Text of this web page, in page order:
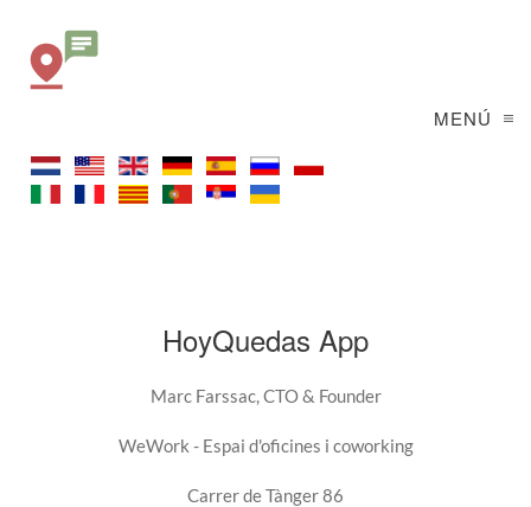
MENÚ
HoyQuedas App
Marc Farssac, CTO & Founder
WeWork - Espai d'oficines i coworking
Carrer de Tànger 86